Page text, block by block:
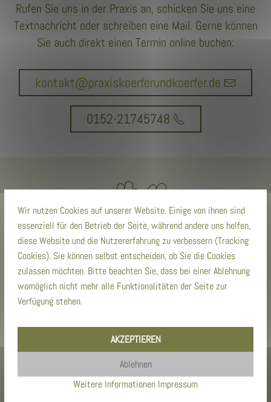
Rufen Sie uns in der Praxis an, schicken Sie uns eine
Textnachricht oder schreiben eine Mail. Gerne können
Sie auch direkt einen Termin online buchen:
kontakt@praxiskoerferundkoerfer.de
0152-21745748
Leistungsbreiche der
Viszerale Osteopathie
Wir nutzen Cookies auf unserer Website. Einige von ihnen sind
essenziell für den Betrieb der Seite, während andere uns helfen,
diese Website und die Nutzererfahrung zu verbessern (Tracking
Cookies). Sie können selbst entscheiden, ob Sie die Cookies
zulassen möchten. Bitte beachten Sie, dass bei einer Ablehnung
womöglich nicht mehr alle Funktionalitäten der Seite zur
Verfügung stehen.
AKZEPTIEREN
Ablehnen
Weitere Informationen Impressum